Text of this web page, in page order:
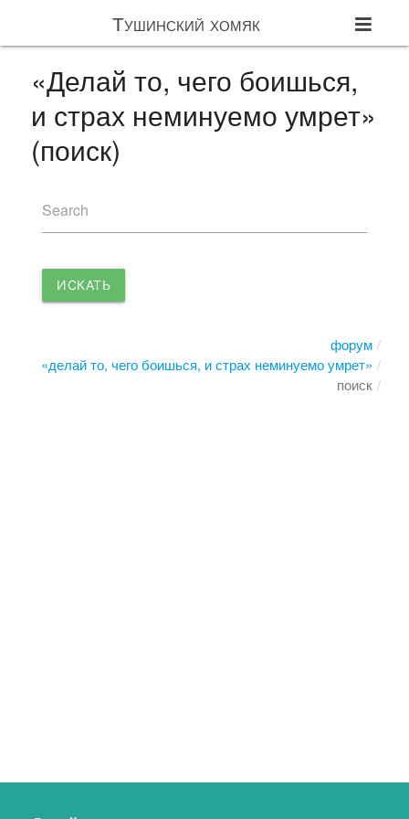
Тушинский хомяк
«Делай то, чего боишься,
и страх неминуемо умрет»
(поиск)
Search
ИСКАТЬ
форум
«делай то, чего боишься, и страх неминуемо умрет»
поиск